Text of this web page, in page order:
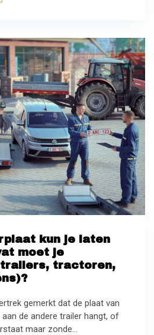
kun je laten
moet je
tractoren,
gemerkt dat de plaat van
de andere trailer hangt, of
maar zonde...